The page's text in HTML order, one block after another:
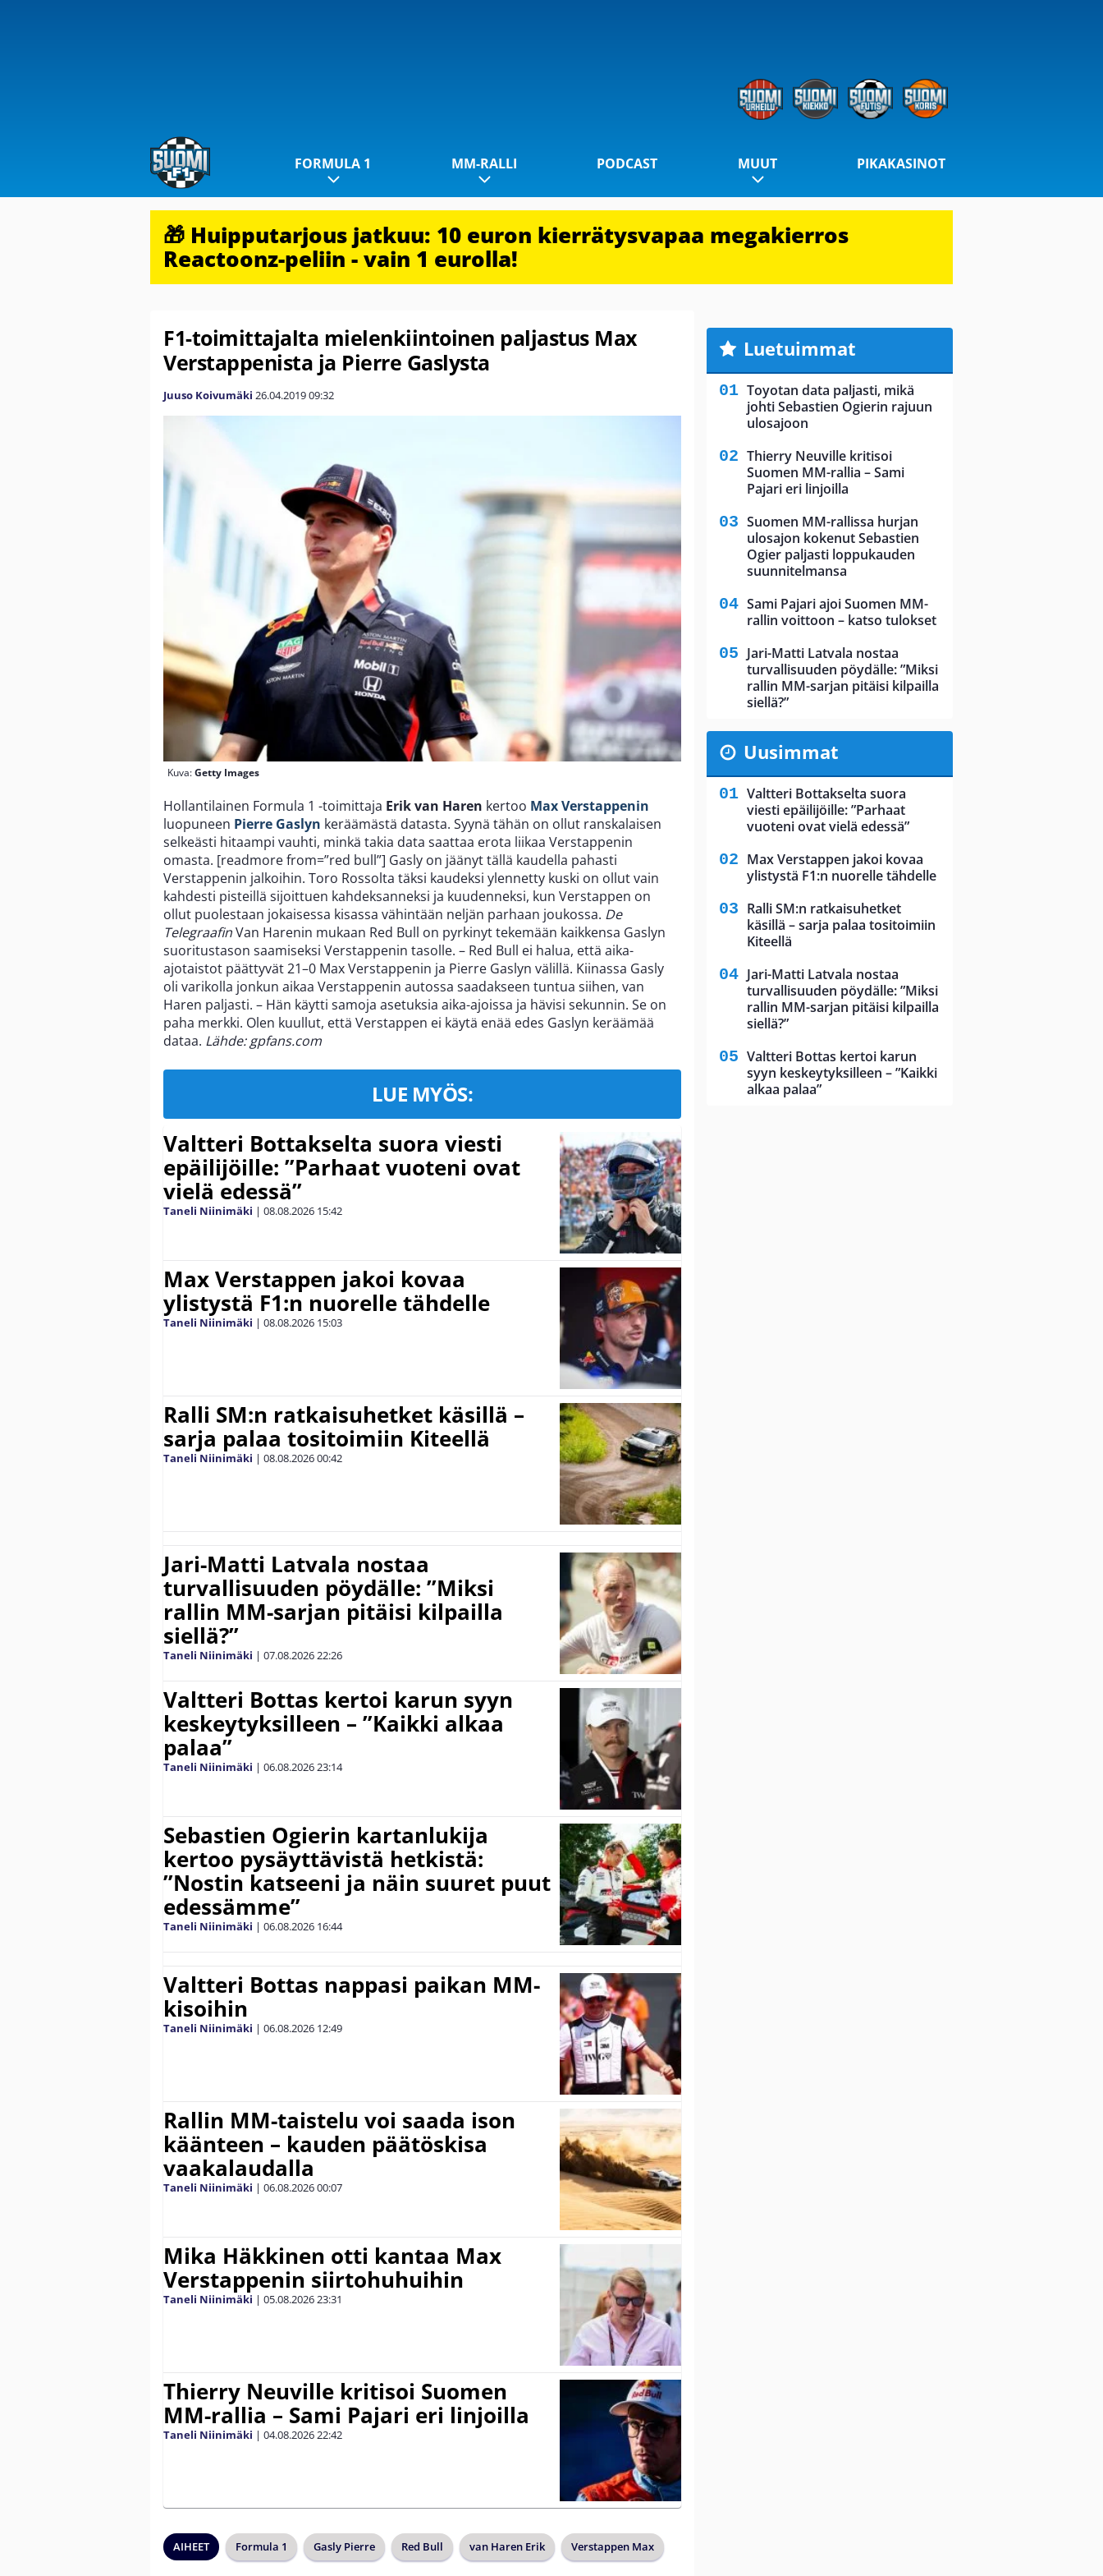
FORMULA 1 MM-RALLI PODCAST MUUT PIKAKASINOT
🎁 Huipputarjous jatkuu: 10 euron kierrätysvapaa megakierros
Reactoonz-peliin - vain 1 eurolla!
F1-toimittajalta mielenkiintoinen paljastus Max
Verstappenista ja Pierre Gaslysta
Juuso Koivumäki 26.04.201909:32
Kuva:Getty Images
Hollantilainen Formula 1 -toimittaja Erik van Haren kertoo Max Verstappenin
luopuneen Pierre Gaslyn keräämästä datasta. Syynä tähän on ollut ranskalaisen
selkeästi hitaampi vauhti, minkä takia data saattaa erota liikaa Verstappenin
omasta. [readmore from=”red bull”] Gasly on jäänyt tällä kaudella pahasti
Verstappenin jalkoihin. Toro Rossolta täksi kaudeksi ylennetty kuski on ollut vain
kahdesti pisteillä sijoittuen kahdeksanneksi ja kuudenneksi, kun Verstappen on
ollut puolestaan jokaisessa kisassa vähintään neljän parhaan joukossa. De
TelegraafinVan Harenin mukaan Red Bull on pyrkinyt tekemään kaikkensa Gaslyn
suoritustason saamiseksi Verstappenin tasolle. – Red Bull ei halua, että aika-
ajotaistot päättyvät 21–0 Max Verstappenin ja Pierre Gaslyn välillä. Kiinassa Gasly
oli varikolla jonkun aikaa Verstappenin autossa saadakseen tuntua siihen, van
Haren paljasti. – Hän käytti samoja asetuksia aika-ajoissa ja hävisi sekunnin. Se on
paha merkki. Olen kuullut, että Verstappen ei käytä enää edes Gaslyn keräämää
dataa. Lähde: gpfans.com
LUE MYÖS:
Valtteri Bottakselta suora viesti
epäilijöille: ”Parhaat vuoteni ovat
vielä edessä”
Taneli Niinimäki | 08.08.2026 15:42
Max Verstappen jakoi kovaa
ylistystä F1:n nuorelle tähdelle
Taneli Niinimäki | 08.08.2026 15:03
Ralli SM:n ratkaisuhetket käsillä –
sarja palaa tositoimiin Kiteellä
Taneli Niinimäki | 08.08.202600:42
Jari-Matti Latvala nostaa
turvallisuuden pöydälle: ”Miksi
rallin MM-sarjan pitäisi kilpailla
siellä?”
Taneli Niinimäki | 07.08.202622:26
Valtteri Bottas kertoi karun syyn
keskeytyksilleen – ”Kaikki alkaa
palaa”
Taneli Niinimäki | 06.08.202623:14
Sebastien Ogierin kartanlukija
kertoo pysäyttävistä hetkistä:
”Nostin katseeni ja näin suuret puut
edessämme”
Taneli Niinimäki | 06.08.2026 16:44
Valtteri Bottas nappasi paikan MM-
kisoihin
Taneli Niinimäki | 06.08.2026 12:49
Rallin MM-taistelu voi saada ison
käänteen – kauden päätöskisa
vaakalaudalla
Taneli Niinimäki | 06.08.202600:07
Mika Häkkinen otti kantaa Max
Verstappenin siirtohuhuihin
Taneli Niinimäki | 05.08.202623:31
Thierry Neuville kritisoi Suomen
MM-rallia – Sami Pajari eri linjoilla
Taneli Niinimäki | 04.08.202622:42
AIHEET Formula 1 Gasly Pierre Red Bull van Haren Erik Verstappen Max
Luetuimmat
Toyotan data paljasti, mikä
johti Sebastien Ogierin rajuun
ulosajoon
Thierry Neuville kritisoi
Suomen MM-rallia – Sami
Pajari eri linjoilla
Suomen MM-rallissa hurjan
ulosajon kokenut Sebastien
Ogier paljasti loppukauden
suunnitelmansa
Sami Pajari ajoi Suomen MM-
rallin voittoon – katso tulokset
Jari-Matti Latvala nostaa
turvallisuuden pöydälle: ”Miksi
rallin MM-sarjan pitäisi kilpailla
siellä?”
Uusimmat
Valtteri Bottakselta suora
viesti epäilijöille: ”Parhaat
vuoteni ovat vielä edessä”
Max Verstappen jakoi kovaa
ylistystä F1:n nuorelle tähdelle
Ralli SM:n ratkaisuhetket
käsillä – sarja palaa tositoimiin
Kiteellä
Jari-Matti Latvala nostaa
turvallisuuden pöydälle: ”Miksi
rallin MM-sarjan pitäisi kilpailla
siellä?”
Valtteri Bottas kertoi karun
syyn keskeytyksilleen – ”Kaikki
alkaa palaa”